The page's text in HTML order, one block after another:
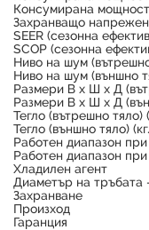
Консумирана
Захранващо
SEER (сезонна
SCOP (сезонна
Ниво на шум
Ниво на шум (външно
Размери В х Ш х Д
Размери В х Ш х Д
Тегло (вътрешно тяло)
Тегло (външно тяло)
Работен диапазон
Работен диапазон при
Хладилен агент
Диаметър на тръбата
Захранване
Произход
Гаранция